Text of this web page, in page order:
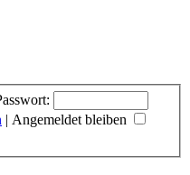
| Angemeldet bleiben